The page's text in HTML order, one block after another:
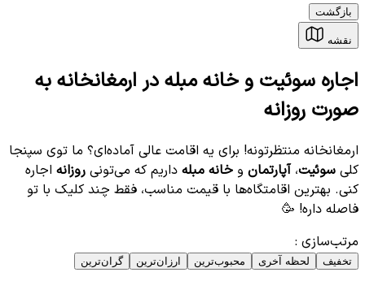
بازگشت
نقشه
اجاره سوئیت و خانه مبله در ارمغانخانه به
صورت روزانه
ارمغانخانه منتظرتونه! برای یه اقامت عالی آماده‌ای؟ ما توی سپنجا
کلی سوئیت،آپارتمان و خانه مبله داریم که می‌تونی روزانه اجاره
کنی. بهترین اقامتگاه‌ها با قیمت مناسب، فقط چند کلیک با تو
فاصله داره! 🥳
مرتب‌سازی :
تخفیف لحظه آخری محبوب‌ترین ارزان‌ترین گران‌ترین